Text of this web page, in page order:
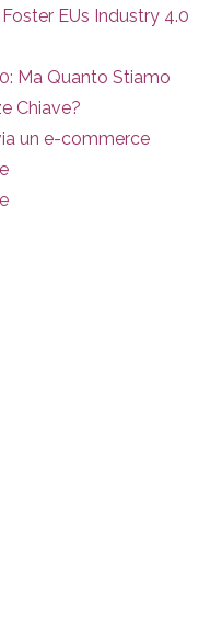
EUs Industry 4.0
Ma Quanto Stiamo
Chiave?
un e-commerce